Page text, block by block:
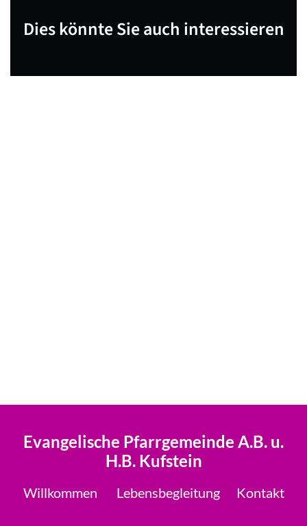
Dies könnte Sie auch interessieren
Evangelische Pfarrgemeinde A.B. u.
H.B. Kufstein
Willkommen Lebensbegleitung Kontakt